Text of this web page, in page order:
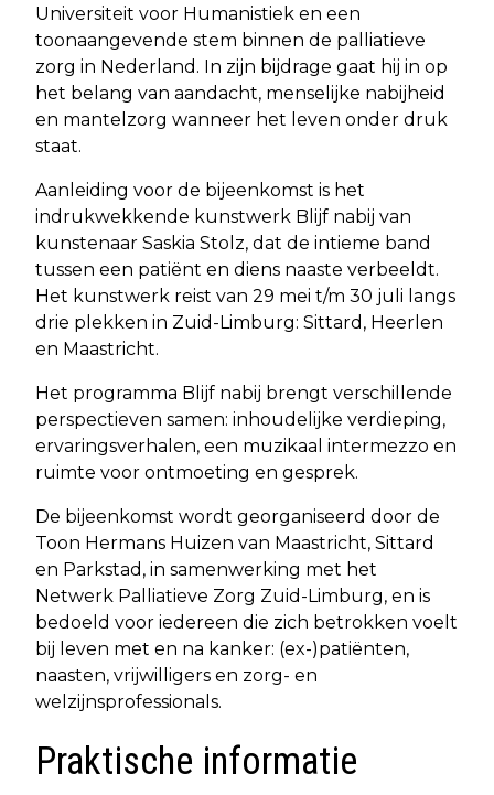
Universiteit voor Humanistiek en een
toonaangevende stem binnen de palliatieve
zorg in Nederland. In zijn bijdrage gaat hij in op
het belang van aandacht, menselijke nabijheid
en mantelzorg wanneer het leven onder druk
staat.
Aanleiding voor de bijeenkomst is het
indrukwekkende kunstwerk Blijf nabij van
kunstenaar Saskia Stolz, dat de intieme band
tussen een patiënt en diens naaste verbeeldt.
Het kunstwerk reist van 29 mei t/m 30 juli langs
drie plekken in Zuid-Limburg: Sittard, Heerlen
en Maastricht.
Het programma Blijf nabij brengt verschillende
perspectieven samen: inhoudelijke verdieping,
ervaringsverhalen, een muzikaal intermezzo en
ruimte voor ontmoeting en gesprek.
De bijeenkomst wordt georganiseerd door de
Toon Hermans Huizen van Maastricht, Sittard
en Parkstad, in samenwerking met het
Netwerk Palliatieve Zorg Zuid-Limburg, en is
bedoeld voor iedereen die zich betrokken voelt
bij leven met en na kanker: (ex-)patiënten,
naasten, vrijwilligers en zorg- en
welzijnsprofessionals.
Praktische informatie